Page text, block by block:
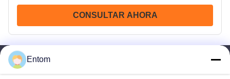
CONSULTAR AHORA
Entom